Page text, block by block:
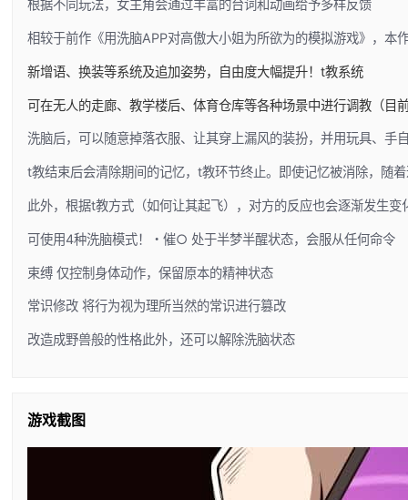
根据不同玩法，女主角会通过丰富的台词和动画给予多样反馈
相较于前作《用洗脑APP对高傲大小姐为所欲为的模拟游戏》，本
新增语、换装等系统及追加姿势，自由度大幅提升！t教系统
可在无人的走廊、教学楼后、体育仓库等各种场景中进行调教（目
洗脑后，可以随意掉落衣服、让其穿上漏风的装扮，并用玩具、手
t教结束后会清除期间的记忆，t教环节终止。即使记忆被消除，随
此外，根据t教方式（如何让其起飞），对方的反应也会逐渐发生变
可使用4种洗脑模式！・催○ 处于半梦半醒状态，会服从任何命令
束缚 仅控制身体动作，保留原本的精神状态
常识修改 将行为视为理所当然的常识进行篡改
改造成野兽般的性格此外，还可以解除洗脑状态
游戏截图